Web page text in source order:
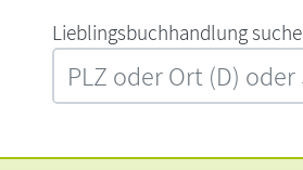
L‍i‍e‍b‍l‍i‍n‍g‍s‍b‍u‍c‍h‍h‍a‍n‍d‍l‍u‍n‍g‍